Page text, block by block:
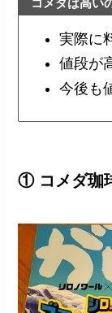
実際に
値段が
今後も
① コメダ珈